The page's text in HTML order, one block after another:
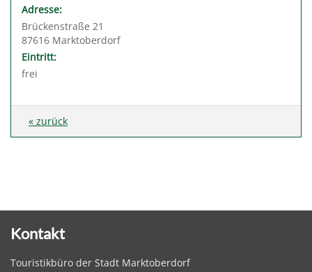
Adresse:
Brückenstraße 21
87616 Marktoberdorf
Eintritt:
frei
« zurück
Kontakt
Touristikbüro der Stadt Marktoberdorf